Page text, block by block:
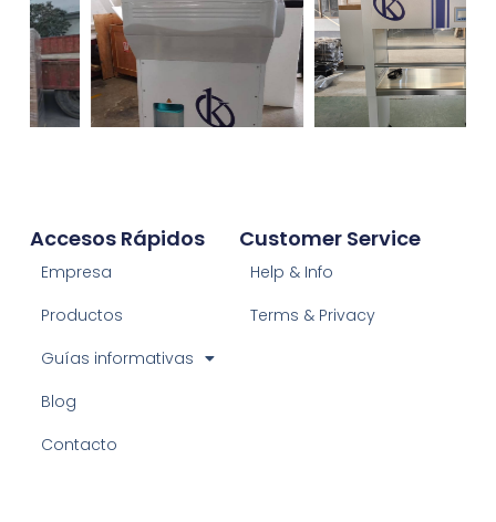
Customer Service
Help & Info
Terms & Privacy
Accesos Rápidos
Empresa
Productos
Guías informativas
Blog
Contacto